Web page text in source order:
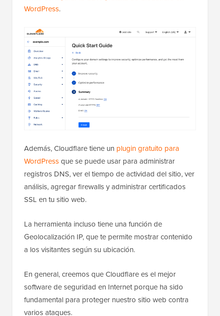
WordPress.
Además, Cloudflare tiene un plugin gratuito para
WordPressque se puede usar para administrar
registros DNS, ver el tiempo de actividad del sitio, ver
análisis, agregar firewalls y administrar certificados
SSL en tu sitio web.
La herramienta incluso tiene una función de
Geolocalización IP, que te permite mostrar contenido
a los visitantes según su ubicación.
En general, creemos que Cloudflare es el mejor
software de seguridad en Internet porque ha sido
fundamental para proteger nuestro sitio web contra
varios ataques.